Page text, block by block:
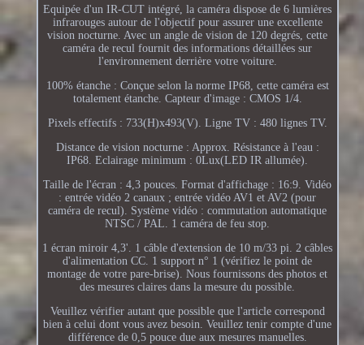
Equipée d'un IR-CUT intégré, la caméra dispose de 6 lumières
infrarouges autour de l'objectif pour assurer une excellente
vision nocturne. Avec un angle de vision de 120 degrés, cette
caméra de recul fournit des informations détaillées sur
l'environnement derrière votre voiture.
100% étanche : Conçue selon la norme IP68, cette caméra est
totalement étanche. Capteur d'image : CMOS 1/4.
Pixels effectifs : 733(H)x493(V). Ligne TV : 480 lignes TV.
Distance de vision nocturne : Approx. Résistance à l'eau :
IP68. Eclairage minimum : 0Lux(LED IR allumée).
Taille de l'écran : 4,3 pouces. Format d'affichage : 16:9. Vidéo
: entrée vidéo 2 canaux ; entrée vidéo AV1 et AV2 (pour
caméra de recul). Système vidéo : commutation automatique
NTSC / PAL. 1 caméra de feu stop.
1 écran miroir 4,3'. 1 câble d'extension de 10 m/33 pi. 2 câbles
d'alimentation CC. 1 support n° 1 (vérifiez le point de
montage de votre pare-brise). Nous fournissons des photos et
des mesures claires dans la mesure du possible.
Veuillez vérifier autant que possible que l'article correspond
bien à celui dont vous avez besoin. Veuillez tenir compte d'une
différence de 0,5 pouce due aux mesures manuelles.